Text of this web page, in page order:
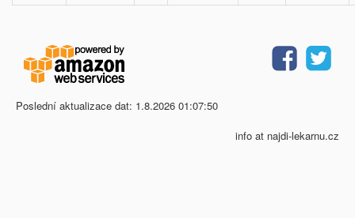
Poslední aktualizace dat: 1.8.2026 01:07:50
info at najdi-lekarnu.cz